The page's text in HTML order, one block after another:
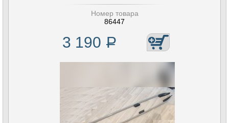
Номер товара
86447
3 190 Р